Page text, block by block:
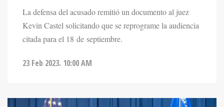
La defensa del acusado remitió un documento al juez
Kevin Castel solicitando que se reprograme la audiencia
citada para el 18 de septiembre.
23 Feb 2023. 10:00 AM